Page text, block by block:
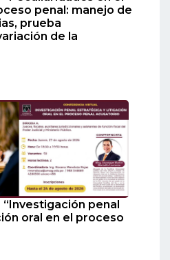
penal: manejo de
prueba
de la
penal
oral en el proceso